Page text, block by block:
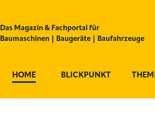
Das Magazin & Fachportal für
Baumaschinen | Baugeräte | Baufahrzeuge
HOME BLICKPUNKT